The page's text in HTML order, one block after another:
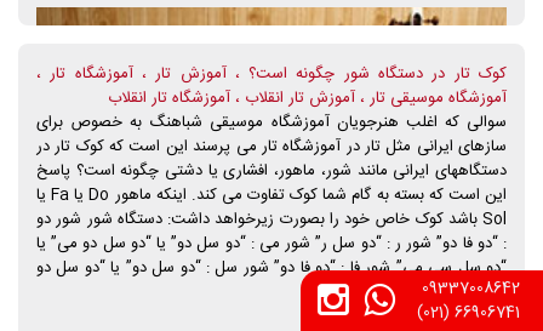
کوک تار در دستگاه شور چگونه است؟ ، آموزش تار ، آموزشگاه تار ،
آموزشگاه موسیقی تار ، آموزش تار انقلاب ، آموزشگاه تار انقلاب
سوالی که اغلب هنرجویان آموزشگاه موسیقی شباهنگ به خصوص برای
سازهای ایرانی مثل تار در آموزشگاه تار می پرسند این است که کوک تار در
دستگاههای ایرانی مانند شور، ماهور، افشاری یا دشتی چگونه است؟ پاسخ
این است که بسته به گام شما کوک تفاوت می کند. اینکه ماهور Do یا Fa یا
Sol باشد کوک خاص خود را بصورت زیرخواهد داشت: دستگاه شور شور دو
: “دو فا دو” شور ر : “دو سل ر” شور می : “دو سل دو” یا “دو سل دو می” یا
“دو سل سی می” شور فا : “دو فا دو” شور سل : “دو سل دو” یا “دو سل دو
فا” شور لا : “دو سل لا ر”
09337008642
66906741 (021)